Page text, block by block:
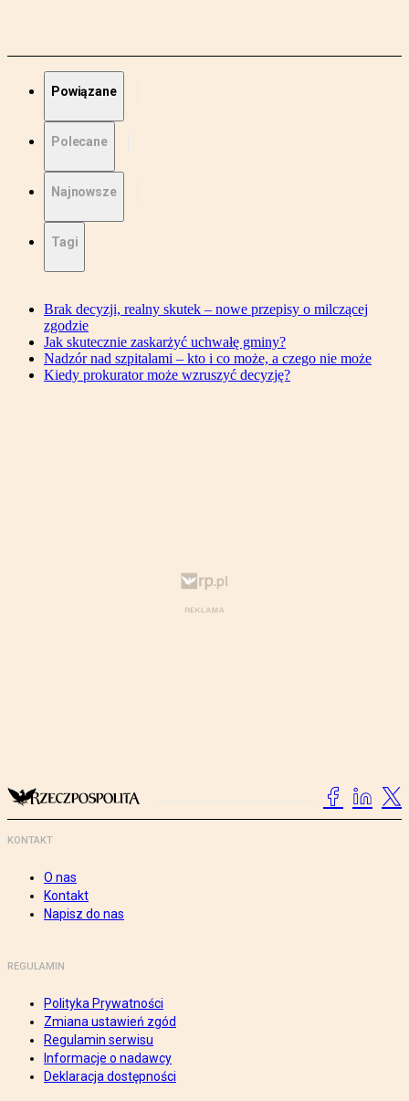
Powiązane
Polecane
Najnowsze
Tagi
Brak decyzji, realny skutek – nowe przepisy o milczącej
zgodzie
Jak skutecznie zaskarżyć uchwałę gminy?
Nadzór nad szpitalami – kto i co może, a czego nie może
Kiedy prokurator może wzruszyć decyzję?
KONTAKT
O nas
Kontakt
Napisz do nas
REGULAMIN
Polityka Prywatności
Zmiana ustawień zgód
Regulamin serwisu
Informacje o nadawcy
Deklaracja dostępności